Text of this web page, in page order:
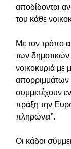
αποδίδονται
του κάθε
Με τον τρόπο
των δημοτικών
νοικοκυριά με
απορριμμάτων
συμμετέχουν
πράξη την
πληρώνει”.
Οι κάδοι